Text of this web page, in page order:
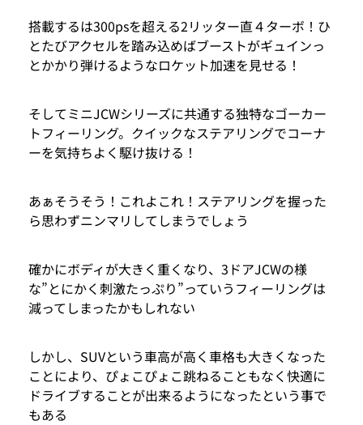
搭載するは300psを超える2リッター直４ターボ！ひ
とたびアクセルを踏み込めばブーストがギュインっ
とかかり弾けるようなロケット加速を見せる！
そしてミニJCWシリーズに共通する独特なゴーカー
トフィーリング。クイックなステアリングでコーナ
ーを気持ちよく駆け抜ける！
あぁそうそう！これよこれ！ステアリングを握った
ら思わずニンマリしてしまうでしょう
確かにボディが大きく重くなり、3ドアJCWの様
な”とにかく刺激たっぷり”っていうフィーリングは
減ってしまったかもしれない
しかし、SUVという車高が高く車格も大きくなった
ことにより、ぴょこぴょこ跳ねることもなく快適に
ドライブすることが出来るようになったという事で
もある